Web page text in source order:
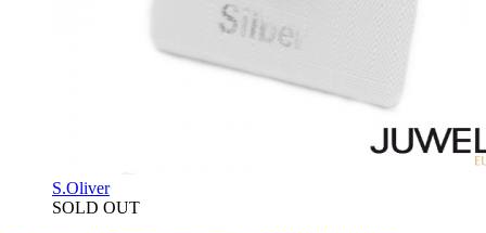
S.Oliver
SOLD OUT